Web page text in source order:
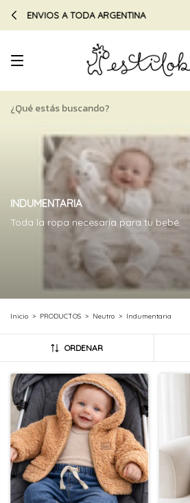
NOMBRE BEBE BORDADO,
INDUMENTARIA
Toda la ropa necesaria para tu bebé.
Inicio > PRODUCTOS > Neutro > Indumentaria
ORDENAR